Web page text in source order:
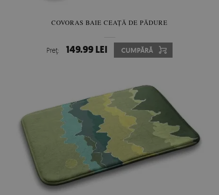
COVORAS BAIE CEAȚĂ DE PĂDURE
Preţ: 149.99 LEI CUMPĂRĂ